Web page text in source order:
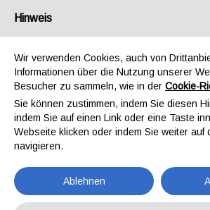
KOMPONENTEN
SIMPLE BUCKLE ROLLER 132
SIMPLE
ROLLER 132
Hinweis
Wir verwenden Cookies, auch von
Informationen über die Nutzung unserer
Besucher zu sammeln, wie in der Cookie-
Sie können zustimmen, indem Sie diesen
indem Sie auf einen Link oder eine Taste
Webseite klicken oder indem Sie weiter auf
navigieren.
Ablehnen